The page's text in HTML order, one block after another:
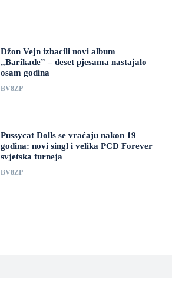
Džon Vejn izbacili novi album
„Barikade” – deset pjesama nastajalo
osam godina
BV8ZP
Pussycat Dolls se vraćaju nakon 19
godina: novi singl i velika PCD Forever
svjetska turneja
BV8ZP